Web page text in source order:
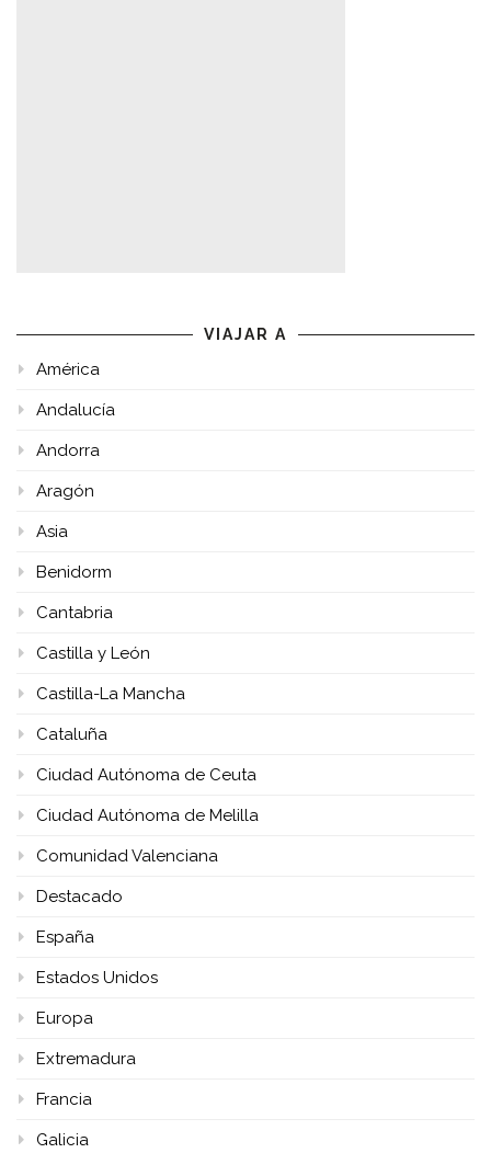
VIAJAR A
América
Andalucía
Andorra
Aragón
Asia
Benidorm
Cantabria
Castilla y León
Castilla-La Mancha
Cataluña
Ciudad Autónoma de Ceuta
Ciudad Autónoma de Melilla
Comunidad Valenciana
Destacado
España
Estados Unidos
Europa
Extremadura
Francia
Galicia